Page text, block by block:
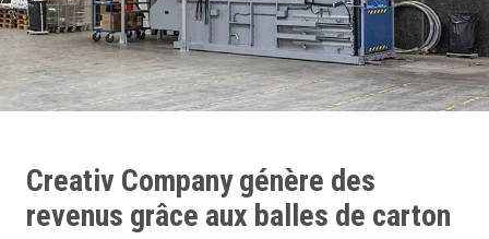
Creativ Company génère des
revenus grâce aux balles de carton